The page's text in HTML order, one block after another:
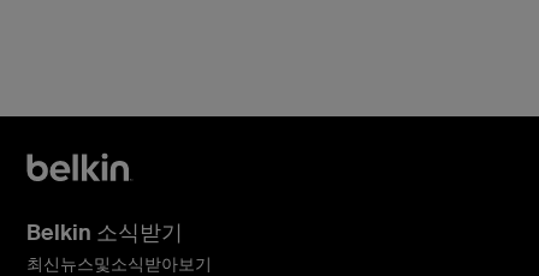
Belkin 소식받기
최신뉴스및소식받아보기